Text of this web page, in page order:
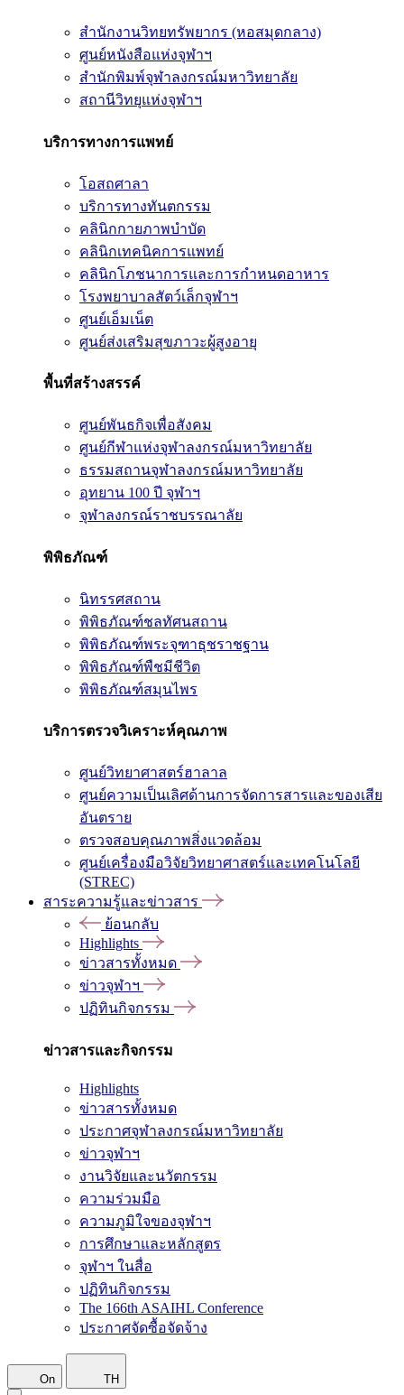
สำนักงานวิทยทรัพยากร (หอสมุดกลาง)
ศูนย์หนังสือแห่งจุฬาฯ
สำนักพิมพ์จุฬาลงกรณ์มหาวิทยาลัย
สถานีวิทยุแห่งจุฬาฯ
บริการทางการแพทย์
โอสถศาลา
บริการทางทันตกรรม
คลินิกกายภาพบำบัด
คลินิกเทคนิคการแพทย์
คลินิกโภชนาการและการกำหนดอาหาร
โรงพยาบาลสัตว์เล็กจุฬาฯ
ศูนย์เอ็มเน็ต
ศูนย์ส่งเสริมสุขภาวะผู้สูงอายุ
พื้นที่สร้างสรรค์
ศูนย์พันธกิจเพื่อสังคม
ศูนย์กีฬาแห่งจุฬาลงกรณ์มหาวิทยาลัย
ธรรมสถานจุฬาลงกรณ์มหาวิทยาลัย
อุทยาน 100 ปี จุฬาฯ
จุฬาลงกรณ์ราชบรรณาลัย
พิพิธภัณฑ์
นิทรรศสถาน
พิพิธภัณฑ์ชลทัศนสถาน
พิพิธภัณฑ์พระจุฑาธุชราชฐาน
พิพิธภัณฑ์พืชมีชีวิต
พิพิธภัณฑ์สมุนไพร
บริการตรวจวิเคราะห์คุณภาพ
ศูนย์วิทยาศาสตร์ฮาลาล
ศูนย์ความเป็นเลิศด้านการจัดการสารและของเสีย
อันตราย
ตรวจสอบคุณภาพสิ่งแวดล้อม
ศูนย์เครื่องมือวิจัยวิทยาศาสตร์และเทคโนโลยี
(STREC)
สาระความรู้และข่าวสาร
ย้อนกลับ
Highlights
ข่าวสารทั้งหมด
ข่าวจุฬาฯ
ปฏิทินกิจกรรม
ข่าวสารและกิจกรรม
Highlights
ข่าวสารทั้งหมด
ประกาศจุฬาลงกรณ์มหาวิทยาลัย
ข่าวจุฬาฯ
งานวิจัยและนวัตกรรม
ความร่วมมือ
ความภูมิใจของจุฬาฯ
การศึกษาและหลักสูตร
จุฬาฯ ในสื่อ
ปฏิทินกิจกรรม
The 166th ASAIHL Conference
ประกาศจัดซื้อจัดจ้าง
On TH